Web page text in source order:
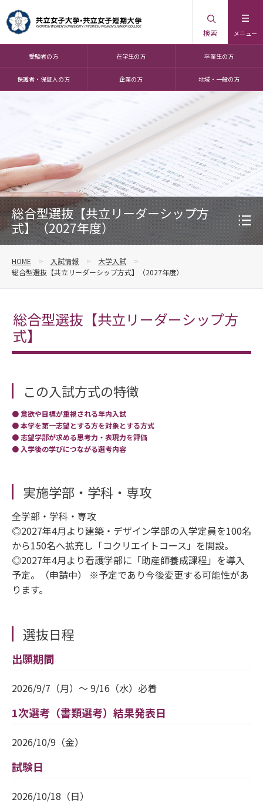
メニュー
検索
受験者の方 在学生の方 卒業生の方
保護者・保証人の方 企業の方 地域・一般の方
総合型選抜【共立リーダーシップ方
式】（2027年度）
HOME 入試情報
大学入試
総合型選抜【共立リーダーシップ方式】（2027年度）
総合型選抜【共立リーダーシップ方
式】
この入試方式の特徴
意欲や目標が重視される年内入試
本学を第一志望とする方を対象とする方式
志望学部が求める思考力・表現力を評価
入学後の学びにつながる選考内容
実施学部・学科・専攻
全学部・学科・専攻
◎2027年4月より建築・デザイン学部の入学定員を100名
から150名へ拡充し「コクリエイトコース」を開設。
◎2027年4月より看護学部に「助産師養成課程」を導入
予定。（申請中） ※予定であり今後変更する可能性があ
ります。
選抜日程
出願期間
2026/9/7（月）～ 9/16（水）必着
1次選考（書類選考）結果発表日
2026/10/9（金）
試験日
2026/10/18（日）